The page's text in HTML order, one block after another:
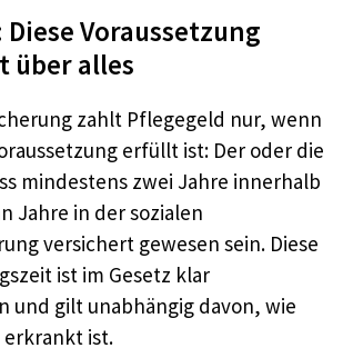
Voraussetzung
über alles
zahlt Pflegegeld nur, wenn
erfüllt ist: Der oder die
mindestens zwei Jahre innerhalb
Jahre in der sozialen
versichert gewesen sein. Diese
ist im Gesetz klar
und gilt unabhängig davon, wie
ist.